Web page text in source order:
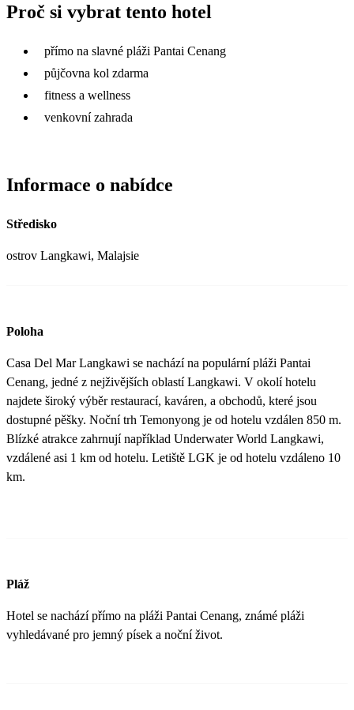
49 089 52 959
Proč si vybrat tento hotel
přímo na slavné pláži Pantai Cenang
půjčovna kol zdarma
fitness a wellness
venkovní zahrada
Informace o nabídce
Středisko
ostrov Langkawi, Malajsie
Poloha
Casa Del Mar Langkawi se nachází na populární pláži Pantai
Cenang, jedné z nejživějších oblastí Langkawi. V okolí hotelu
najdete široký výběr restaurací, kaváren, a obchodů, které jsou
dostupné pěšky. Noční trh Temonyong je od hotelu vzdálen 850 m.
Blízké atrakce zahrnují například Underwater World Langkawi,
vzdálené asi 1 km od hotelu. Letiště LGK je od hotelu vzdáleno 10
km.
Pláž
Hotel se nachází přímo na pláži Pantai Cenang, známé pláži
vyhledávané pro jemný písek a noční život.